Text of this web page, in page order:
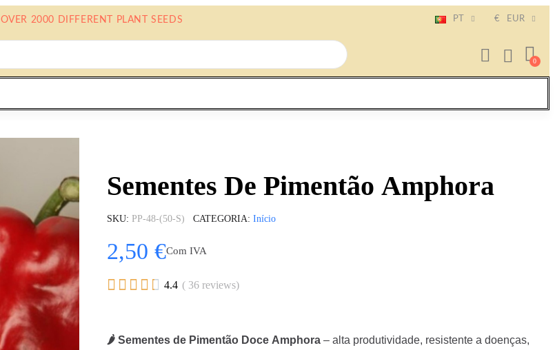
OVER 2000 DIFFERENT PLANT SEEDS PT € EUR
Sementes De Pimentão Amphora
SKU PP-48-(50-S) CATEGORIA Início
2,50 €Com IVA
     4.4 ( 36 reviews)
🌶 Sementes de Pimentão Doce Amphora – alta produtividade, resistente a doenças,